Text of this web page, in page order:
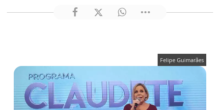
Felipe Guimarães